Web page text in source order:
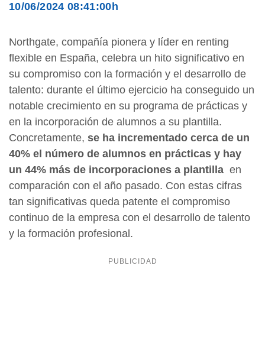
10/06/2024 08:41:00h
Northgate, compañía pionera y líder en renting
flexible en España, celebra un hito significativo en
su compromiso con la formación y el desarrollo de
talento: durante el último ejercicio ha conseguido un
notable crecimiento en su programa de prácticas y
en la incorporación de alumnos a su plantilla.
Concretamente, se ha incrementado cerca de un
40% el número de alumnos en prácticas y hay
un 44% más de incorporaciones a plantilla en
comparación con el año pasado. Con estas cifras
tan significativas queda patente el compromiso
continuo de la empresa con el desarrollo de talento
y la formación profesional.